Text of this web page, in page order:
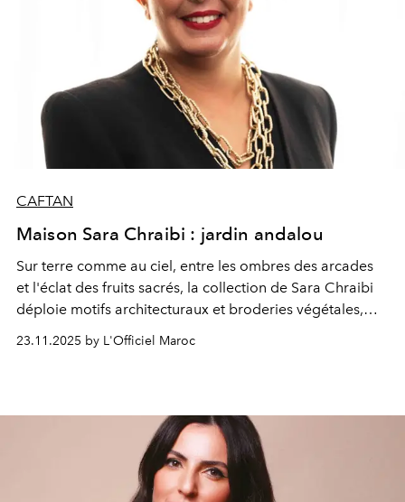
CAFTAN
Maison Sara Chraibi : jardin andalou
Sur terre comme au ciel, entre les ombres des arcades
et l'éclat des fruits sacrés, la collection de Sara Chraibi
déploie motifs architecturaux et broderies végétales,
évocation des édens andalous. Sur des soieries
aériennes et majestueuses, feuillages et fruits sacrés
célèbrent un bel équilibre.
23.11.2025 by L'Officiel Maroc